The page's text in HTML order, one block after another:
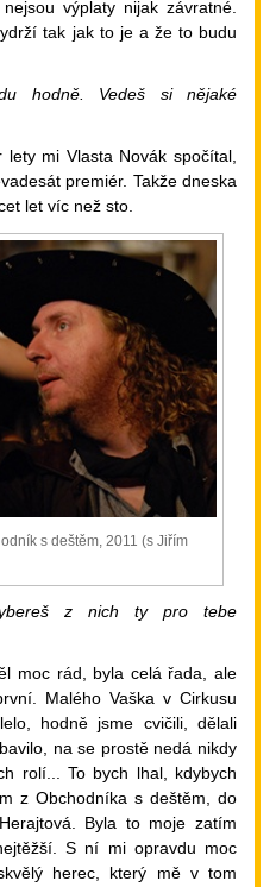
výplaty nijak závratné.
tak jak to je a že to budu
hodně. Vedeš si nějaké
mi Vlasta Novák spočítal,
premiér. Takže dneska
let víc než sto.
s deštěm, 2011 (s Jiřím
z nich ty pro tebe
moc rád, byla celá řada, ale
Malého Vaška v Cirkusu
hodně jsme cvičili, dělali
na se prostě nedá nikdy
rolí... To bych lhal, kdybych
z Obchodníka s deštěm, do
Byla to moje zatím
S ní mi opravdu moc
herec, který mě v tom